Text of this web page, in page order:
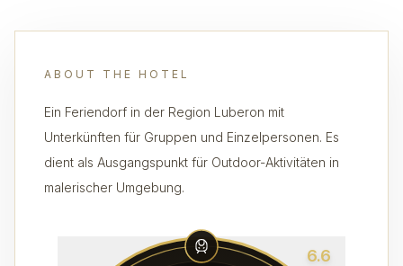
ABOUT THE HOTEL
Ein Feriendorf in der Region Luberon mit
Unterkünften für Gruppen und Einzelpersonen. Es
dient als Ausgangspunkt für Outdoor-Aktivitäten in
malerischer Umgebung.
6.6